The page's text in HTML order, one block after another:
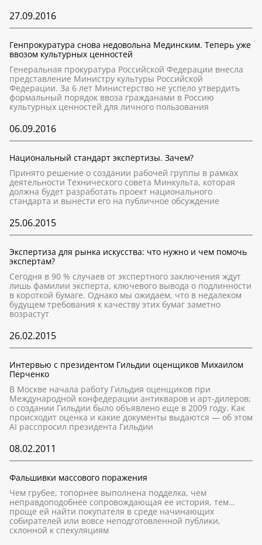
27.09.2016
Генпрокуратура снова недовольна Мединским. Теперь уже
ввозом культурных ценностей
Генеральная прокуратура Российской Федерации внесла
представление Министру культуры Российской
Федерации. За 6 лет Министерство не успело утвердить
формальный порядок ввоза гражданами в Россию
культурных ценностей для личного пользования
06.09.2016
Национальный стандарт экспертизы. Зачем?
Принято решение о создании рабочей группы в рамках
деятельности Технического совета Минкульта, которая
должна будет разработать проект национального
стандарта и вынести его на публичное обсуждение
25.06.2015
Экспертиза для рынка искусства: что нужно и чем помочь
экспертам?
Сегодня в 90 % случаев от экспертного заключения ждут
лишь фамилии эксперта, ключевого вывода о подлинности
в короткой бумаге. Однако мы ожидаем, что в недалеком
будущем требования к качеству этих бумаг заметно
возрастут
26.02.2015
Интервью с президентом Гильдии оценщиков Михаилом
Перченко
В Москве начала работу Гильдия оценщиков при
Международной конфедерации антикваров и арт-дилеров;
о создании Гильдии было объявлено еще в 2009 году. Как
происходит оценка и какие документы выдаются — об этом
AI расспросил президента Гильдии
08.02.2011
Фальшивки массового поражения
Чем грубее, топорнее выполнена подделка, чем
неправдоподобнее сопровождающая ее история, тем…
проще ей найти покупателя в среде начинающих
собирателей или вовсе неподготовленной публики,
склонной к спекуляциям